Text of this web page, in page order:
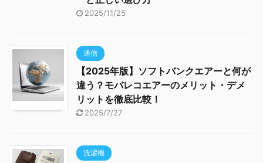
2025/11/25
通信
【2025年版】ソフトバンクエアーと何が
違う？モバレコエアーのメリット・デメ
リットを徹底比較！
2025/7/27
洗濯機